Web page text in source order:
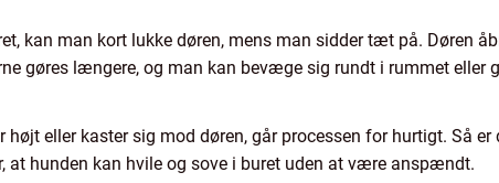
kan man kort lukke døren, mens man sidder tæt på. Døren
gøres længere, og man kan bevæge sig rundt i rummet eller
højt eller kaster sig mod døren, går processen for hurtigt. Så
at hunden kan hvile og sove i buret uden at være anspændt.